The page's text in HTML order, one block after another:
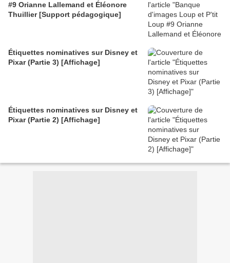
#9 Orianne Lallemand et Éléonore
Thuillier [Support pédagogique]
Étiquettes nominatives sur Disney et
Pixar (Partie 3) [Affichage]
Étiquettes nominatives sur Disney et
Pixar (Partie 2) [Affichage]